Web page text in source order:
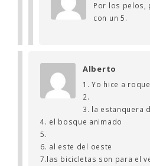
Por los pelos,
con un 5.
Alberto
1. Yo hice a
2.
3. la estanquera
4. el bosque animado
5.
6. al este del oeste
7.las bicicletas son para el